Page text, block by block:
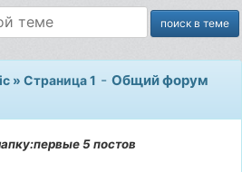
» Страница 1 -Общий форум
5 постов